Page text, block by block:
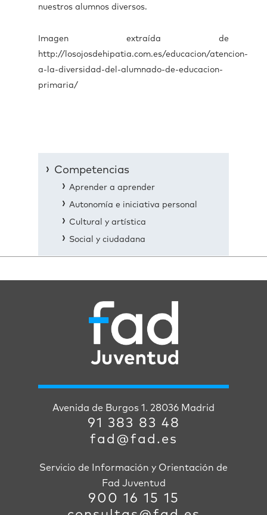
nuestros alumnos diversos.
Imagen extraída de
http://losojosdehipatia.com.es/educacion/atencion-
a-la-diversidad-del-alumnado-de-educacion-
primaria/
Competencias
Aprender a aprender
Autonomía e iniciativa personal
Cultural y artística
Social y ciudadana
Avenida de Burgos 1. 28036 Madrid
91 383 83 48
fad@fad.es
Servicio de Información y Orientación de
Fad Juventud
900 16 15 15